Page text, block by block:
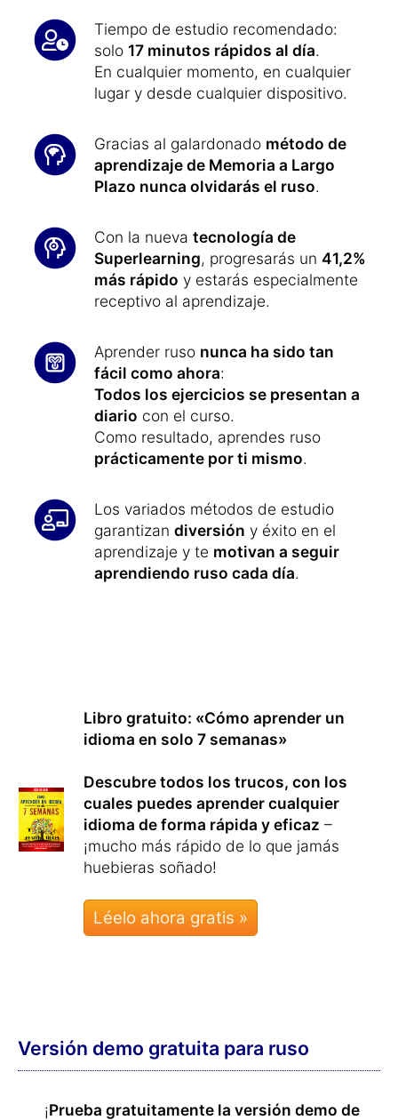
Tiempo de estudio recomendado:
solo 17 minutos rápidos al día.
En cualquier momento, en cualquier
lugar y desde cualquier dispositivo.
Gracias al galardonado método de
aprendizaje de Memoria a Largo
Plazo nunca olvidarás el ruso.
Con la nueva tecnología de
Superlearning, progresarás un 41,2%
más rápido y estarás especialmente
receptivo al aprendizaje.
Aprender ruso nunca ha sido tan
fácil como ahora:
Todos los ejercicios se presentan a
diario con el curso.
Como resultado, aprendes ruso
prácticamente por ti mismo.
Los variados métodos de estudio
garantizan diversión y éxito en el
aprendizaje y te motivan a seguir
aprendiendo ruso cada día.
Libro gratuito: «Cómo aprender un
idioma en solo 7 semanas»
Descubre todos los trucos, con los
cuales puedes aprender cualquier
idioma de forma rápida y eficaz –
¡mucho más rápido de lo que jamás
huebieras soñado!
Léelo ahora gratis »
Versión demo gratuita para ruso
¡Prueba gratuitamente la versión demo de